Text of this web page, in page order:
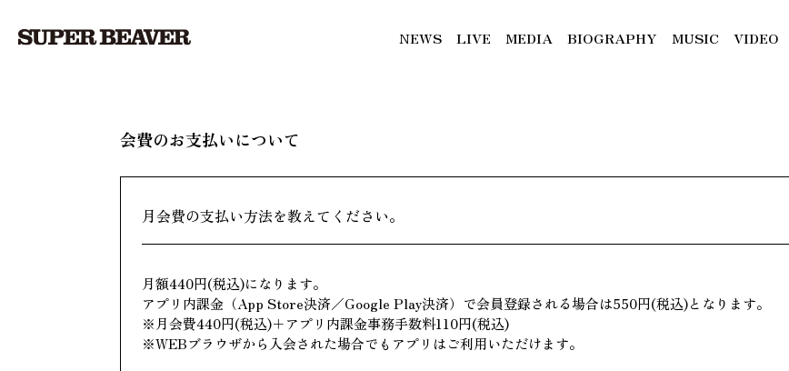
NEWS LIVE MEDIA BIOGRAPHY MUSIC VIDEO
会費のお支払いについて
月会費の支払い方法を教えてください。
月額440円(税込)になります。
アプリ内課金（App Store決済／Google Play決済）で会員登録される場合は550円(税込)となります。
※月会費440円(税込)＋アプリ内課金事務手数料110円(税込)
※WEBブラウザから入会された場合でもアプリはご利用いただけます。